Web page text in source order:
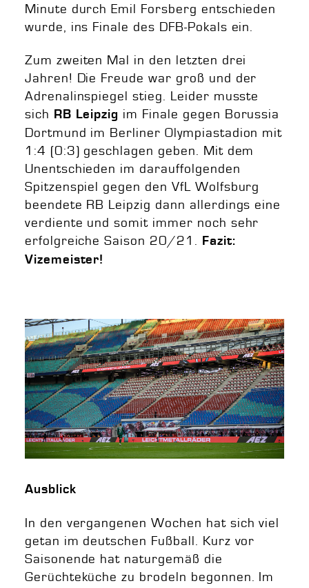
Minute durch Emil Forsberg entschieden
wurde, ins Finale des DFB-Pokals ein.
Zum zweiten Mal in den letzten drei
Jahren! Die Freude war groß und der
Adrenalinspiegel stieg. Leider musste
sich RB Leipzig im Finale gegen Borussia
Dortmund im Berliner Olympiastadion mit
1:4 (0:3) geschlagen geben. Mit dem
Unentschieden im darauffolgenden
Spitzenspiel gegen den VfL Wolfsburg
beendete RB Leipzig dann allerdings eine
verdiente und somit immer noch sehr
erfolgreiche Saison 20/21. Fazit:
Vizemeister!
Ausblick
In den vergangenen Wochen hat sich viel
getan im deutschen Fußball. Kurz vor
Saisonende hat naturgemäß die
Gerüchteküche zu brodeln begonnen. Im